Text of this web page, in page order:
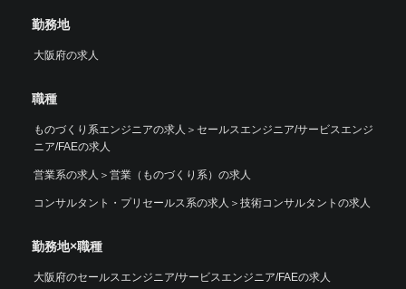
勤務地
大阪府の求人
職種
ものづくり系エンジニアの求人 ＞ セールスエンジニア/サービスエンジ
ニア/FAEの求人
営業系の求人 ＞ 営業（ものづくり系）の求人
コンサルタント・プリセールス系の求人 ＞ 技術コンサルタントの求人
勤務地×職種
大阪府のセールスエンジニア/サービスエンジニア/FAEの求人